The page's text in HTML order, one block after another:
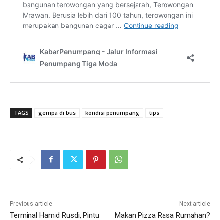
TAGS gempa di bus kondisi penumpang tips
Previous article
Terminal Hamid Rusdi, Pintu
Next article
Makan Pizza Rasa Rumahan?